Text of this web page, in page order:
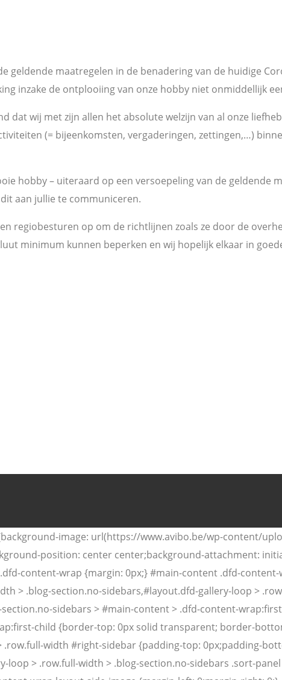
geldende maatregelen in de benadering van de huidige
inzake de ontplooiing van onze hobby niet onmiddellijk
dat wij met zijn allen het absolute welzijn van al onze
(= bijeenkomsten, vergaderingen, zettingen,…)
hobby – uiteraard op een versoepeling van de geldende
aan jullie te communiceren.
regiobesturen op om de richtlijnen zoals ze door de
minimum kunnen beperken en wij hopelijk elkaar in
image: url(https://www.avibo.be/wp-content/
position: center center;background-attachment:
content-wrap {margin: 0px;} #main-content .dfd-
> .blog-section.no-sidebars,#layout.dfd-gallery-loop >
sidebars > #main-content > .dfd-content-
child {border-top: 0px solid transparent; border-
width #right-sidebar {padding-top: 0px;padding-
loop > .row.full-width > .blog-section.no-sidebars .sort-